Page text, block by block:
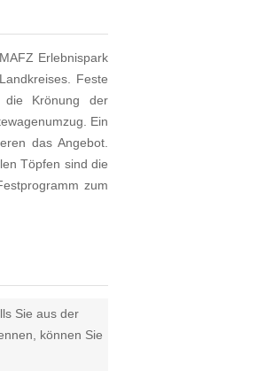
Erlebnispark
Feste
die Krönung der
Ein
das Angebot.
Töpfen sind die
zum
Sie aus der
können Sie